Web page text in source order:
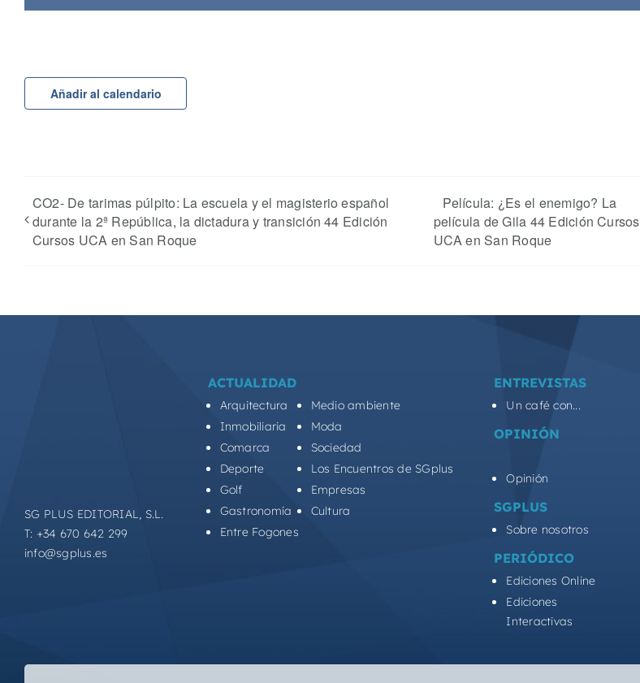
Añadir al calendario
CO2- De tarimas púlpito: La escuela y el magisterio español
durante la 2ª República, la dictadura y transición 44 Edición
Cursos UCA en San Roque
Película: ¿Es el enemigo? La
película de Gila 44 Edición Cursos
UCA en San Roque
SG PLUS EDITORIAL, S.L.
T: +34 670 642 299
info@sgplus.es
ACTUALIDAD
Arquitectura
Inmobiliaria
Comarca
Deporte
Golf
Gastronomía
Entre Fogones
Medio ambiente
Moda
Sociedad
Los Encuentros de SGplus
Empresas
Cultura
ENTREVISTAS
Un café con...
OPINIÓN
Opinión
SGPLUS
Sobre nosotros
PERIÓDICO
Ediciones Online
Ediciones
Interactivas